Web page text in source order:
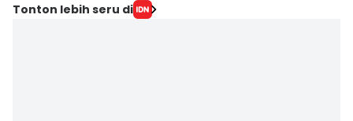
Tonton lebih seru di